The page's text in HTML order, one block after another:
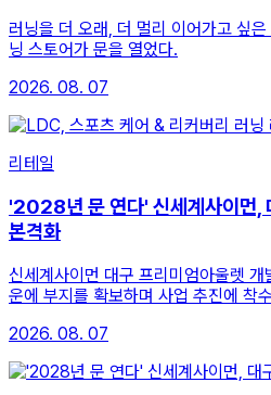
러닝을 더 오래, 더 멀리 이어가고 싶
닝 스토어가 문을 열었다.
2026. 08. 07
리테일
'2028년 문 연다' 신세계사이먼,
본격화
신세계사이먼 대구 프리미엄아울렛
운에 부지를 확보하며 사업 추진에 착
2026. 08. 07